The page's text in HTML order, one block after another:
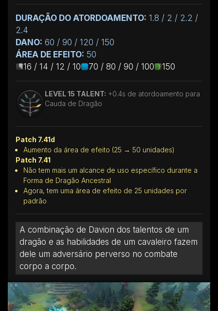
DURAÇÃO DO ATORDOAMENTO: 1.8 / 2 / 2.2 /
2.4
DANO: 60 / 90 / 120 / 150
ÁREA DE EFEITO: 50
16 / 14 / 12 / 10
70 / 80 / 90 / 100 150
LEVEL 15 TALENT: +0.4s de atordoamento para
Cauda de Dragão
Patch 7.41d
Aumento da área de efeito (25 → 50 unidades)
Patch 7.41
Não tem mais um alcance de uso específico durante a
Forma de Dragão Ancestral
Agora, tem uma área de efeito de 25 unidades por
padrão
A combinação de Davion dos talentos de um
dragão e as habilidades de um cavaleiro fazem
dele um adversário perverso no combate
corpo a corpo.